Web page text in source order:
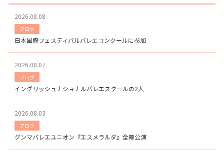
2026.08.08
ブログ
日本国際フェスティバルバレエコンクールに参加
2026.08.07
ブログ
イングリッシュナショナルバレエスクールの2人
2026.08.03
ブログ
グンマバレエユニオン『エスメラルダ』全幕公演